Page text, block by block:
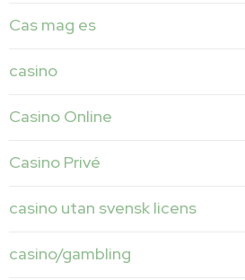
Cas mag es
casino
Casino Online
Casino Privé
casino utan svensk licens
casino/gambling